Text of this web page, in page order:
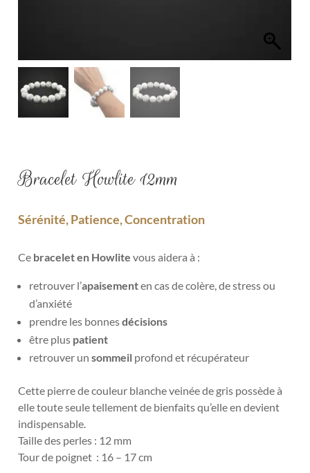
Bracelet Howlite 12mm
Sérénité, Patience, Concentration
Ce bracelet en Howlitevous aidera à :
retrouver l’apaisementen cas decolère, de stress ou
d’anxiété
prendre les bonnesdécisions
être plus patient
retrouver unsommeil profond et récupérateur
Cette pierre de couleur blanche veinée de gris possède à
elle toute seule tellement de bienfaits qu’elle en devient
indispensable.
Taille des perles : 12 mm
Tour de poignet : 16 – 17 cm